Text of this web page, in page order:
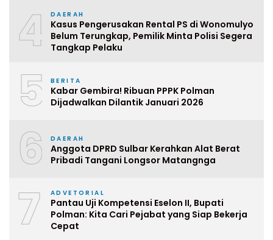
4 DAERAH
Kasus Pengerusakan Rental PS di Wonomulyo
Belum Terungkap, Pemilik Minta Polisi Segera
Tangkap Pelaku
5 BERITA
Kabar Gembira! Ribuan PPPK Polman
Dijadwalkan Dilantik Januari 2026
6 DAERAH
Anggota DPRD Sulbar Kerahkan Alat Berat
Pribadi Tangani Longsor Matangnga
7 ADVETORIAL
Pantau Uji Kompetensi Eselon II, Bupati
Polman: Kita Cari Pejabat yang Siap Bekerja
Cepat